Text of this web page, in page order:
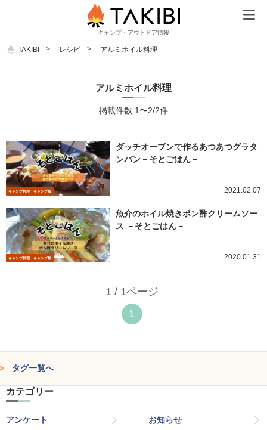
キャンプ・アウトドア情報
TAKIBI レシピ アルミホイル料理
アルミホイル料理
掲載件数 1〜2/2件
キャンプ料理・キャンプ飯
ダッチオーブンで作るあつあつグラタ
ンパン－そとごはん－
2021.02.07
キャンプ料理・キャンプ飯
魚介のホイル焼きポン酢クリームソー
ス －そとごはん－
2020.01.31
1 / 1ページ
1
タグ一覧へ
カテゴリー
アンケート お知らせ